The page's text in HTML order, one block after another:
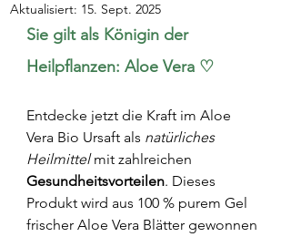
Aktualisiert: 15. Sept. 2025
Sie gilt als Königin der
Heilpflanzen: Aloe Vera ♡
Entdecke jetzt die Kraft im Aloe
Vera Bio Ursaft als natürliches
Heilmittel mit zahlreichen
Gesundheitsvorteilen. Dieses
Produkt wird aus 100 % purem Gel
frischer Aloe Vera Blätter gewonnen